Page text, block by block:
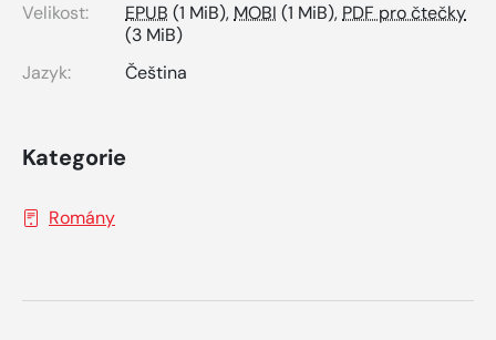
Velikost:
EPUB (1 MiB),MOBI (1 MiB),PDF pro čtečky
(3 MiB)
Jazyk:
Čeština
Kategorie
Romány